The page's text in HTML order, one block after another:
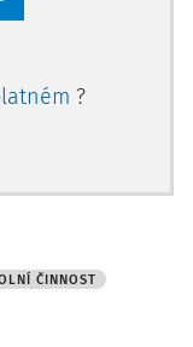
?
ČINNOST